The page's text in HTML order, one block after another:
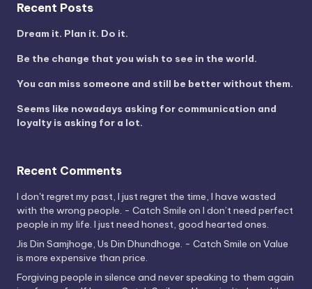
Recent Posts
Dream it. Plan it. Do it.
Be the change that you wish to see in the world.
You can miss someone and still be better without them.
Seems like nowadays asking for communication and
loyalty is asking for a lot.
Recent Comments
I don't regret my past, I just regret the time, I have wasted
with the wrong people. - Catch Smile on I don’t need perfect
people in my life. I just need honest, good hearted ones.
Jis Din Samjhoge, Us Din Dhundhoge. - Catch Smile on Value
is more expensive than price.
Forgiving people in silence and never speaking to them again